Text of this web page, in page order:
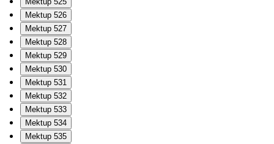
Mektup 526
Mektup 527
Mektup 528
Mektup 529
Mektup 530
Mektup 531
Mektup 532
Mektup 533
Mektup 534
Mektup 535